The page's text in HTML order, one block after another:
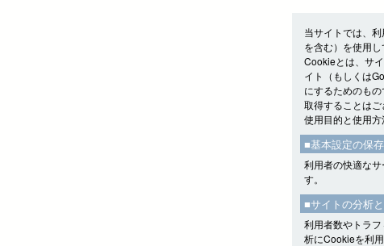
当サイトでは、
を含む）を使用し
Cookieとは、サ
イト（もしくは
にするためのも
取得することはご
使用目的と使用方
■基本設定の保存
利用者の快適な
す。
■サイトの分析
利用者数やトラ
析にCookieを利用